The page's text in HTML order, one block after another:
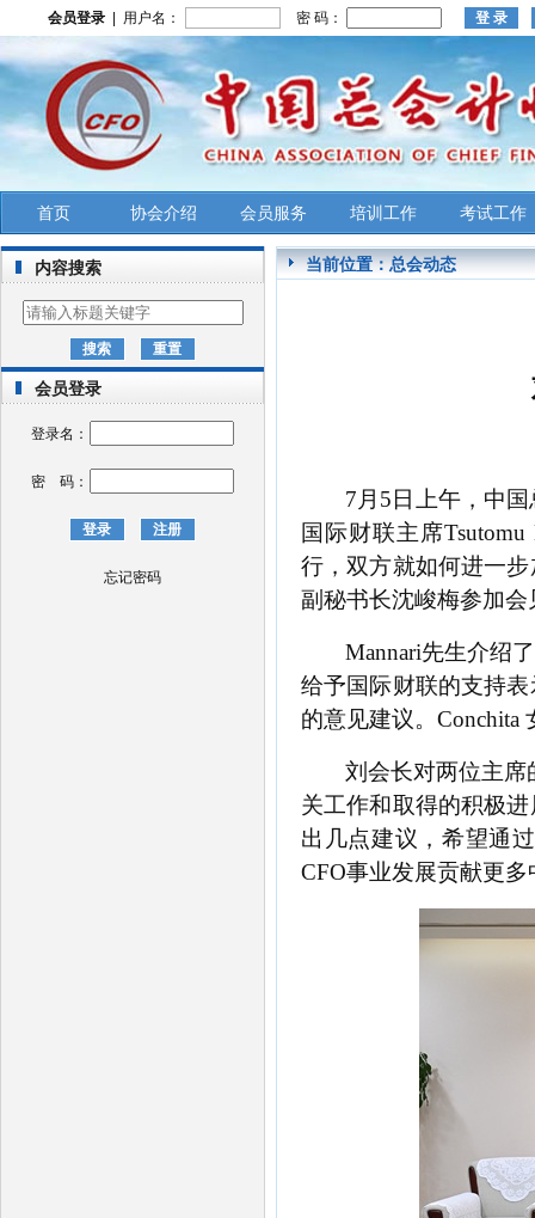
会员登录 | 用户名： 密 码：
首页 协会介绍 会员服务 培训工作 考试工作
内容搜索
会员登录
登录名：
密 码：
忘记密码
当前位置：总会动态
7月5日上午，中
国际财联主席
行，双方就如何进一
副秘书长沈峻梅参加会
Mannari先生介绍
给予国际财联的支持
的意见建议。Conchita
刘会长对两位主席
关工作和取得的积极
出几点建议，希望通
CFO事业发展贡献更